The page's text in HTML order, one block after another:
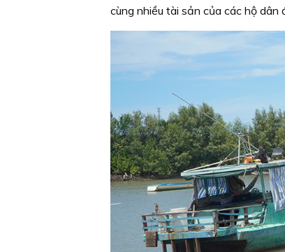
cùng nhiều tài sản của các hộ